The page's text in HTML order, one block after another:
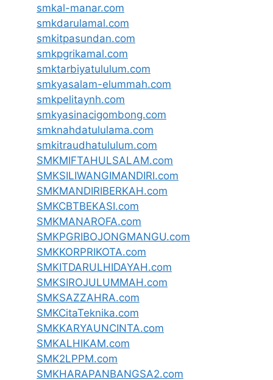
smkal-manar.com
smkdarulamal.com
smkitpasundan.com
smkpgrikamal.com
smktarbiyatululum.com
smkyasalam-elummah.com
smkpelitaynh.com
smkyasinacigombong.com
smknahdatululama.com
smkitraudhatululum.com
SMKMIFTAHULSALAM.com
SMKSILIWANGIMANDIRI.com
SMKMANDIRIBERKAH.com
SMKCBTBEKASI.com
SMKMANAROFA.com
SMKPGRIBOJONGMANGU.com
SMKKORPRIKOTA.com
SMKITDARULHIDAYAH.com
SMKSIROJULUMMAH.com
SMKSAZZAHRA.com
SMKCitaTeknika.com
SMKKARYAUNCINTA.com
SMKALHIKAM.com
SMK2LPPM.com
SMKHARAPANBANGSA2.com